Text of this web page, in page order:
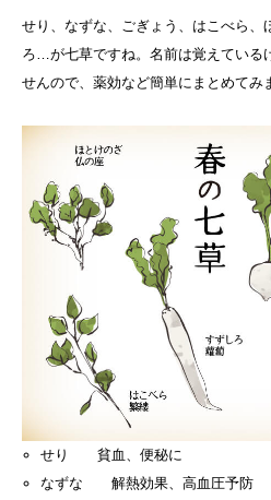
せり、なずな、ごぎょう、はこべら、
ろ…が七草ですね。名前は覚えている
せんので、薬効など簡単にまとめてみ
せり 貧血、便秘に
なずな 解熱効果、高血圧予防